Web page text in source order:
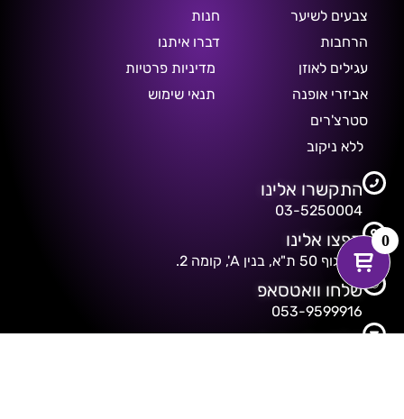
צבעים לשיער
הרחבות
עגילים לאוזן
אביזרי אופנה
סטרצ'רים
ללא ניקוב
חנות
דברו איתנו
מדיניות פרטיות
תנאי שימוש
התקשרו אלינו
03-5250004
קפצו אלינו
דיזנגוף 50 ת"א, בנין A', קומה 2.
שלחו וואטסאפ
053-9599916
0